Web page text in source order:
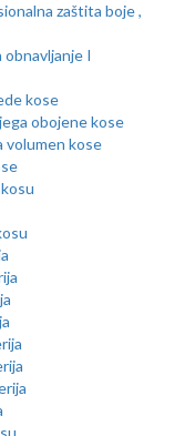
zaštita boje ,
obnavljanje I
kose
obojene kose
volumen kose